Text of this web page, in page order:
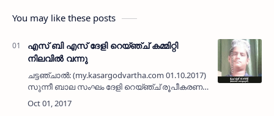
You may like these posts
എസ് ബി എസ് ദേളി റെയ്ഞ്ച് കമ്മിറ്റി
നിലവില്‍ വന്നു
ചട്ടഞ്ചാല്‍: (my.kasargodvartha.com 01.10.2017)
സുന്നീ ബാല സംഘം ദേളി റെയ്ഞ്ച് രൂപീകരണ
യോഗം ചട്ടഞ്ചാല്‍ ഉസ്മാനിയ മദ്‌റസയില്‍
നടന്നു. ഖതീബ് അബ്ദുല്‍ ഖാദിര്‍ ഫൈസി